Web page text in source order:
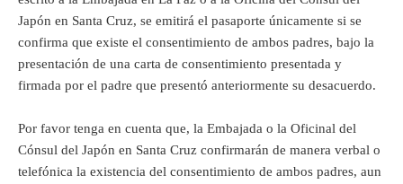
Japón en Santa Cruz, se emitirá el pasaporte únicamente si se
confirma que existe el consentimiento de ambos padres, bajo la
presentación de una carta de consentimiento presentada y
firmada por el padre que presentó anteriormente su desacuerdo.
Por favor tenga en cuenta que, la Embajada o la Oficinal del
Cónsul del Japón en Santa Cruz confirmarán de manera verbal o
telefónica la existencia del consentimiento de ambos padres, aun